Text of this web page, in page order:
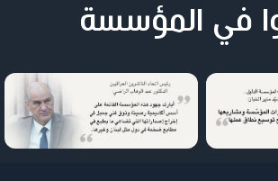
في المؤسسة